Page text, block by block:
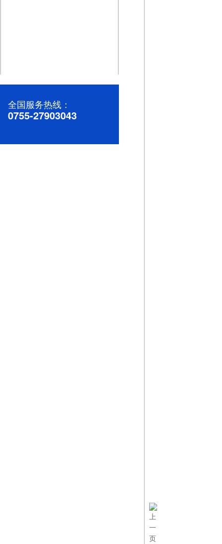
高效稳定的直流微电机：助力您的产品升级
全国服务热线：
0755-27903043